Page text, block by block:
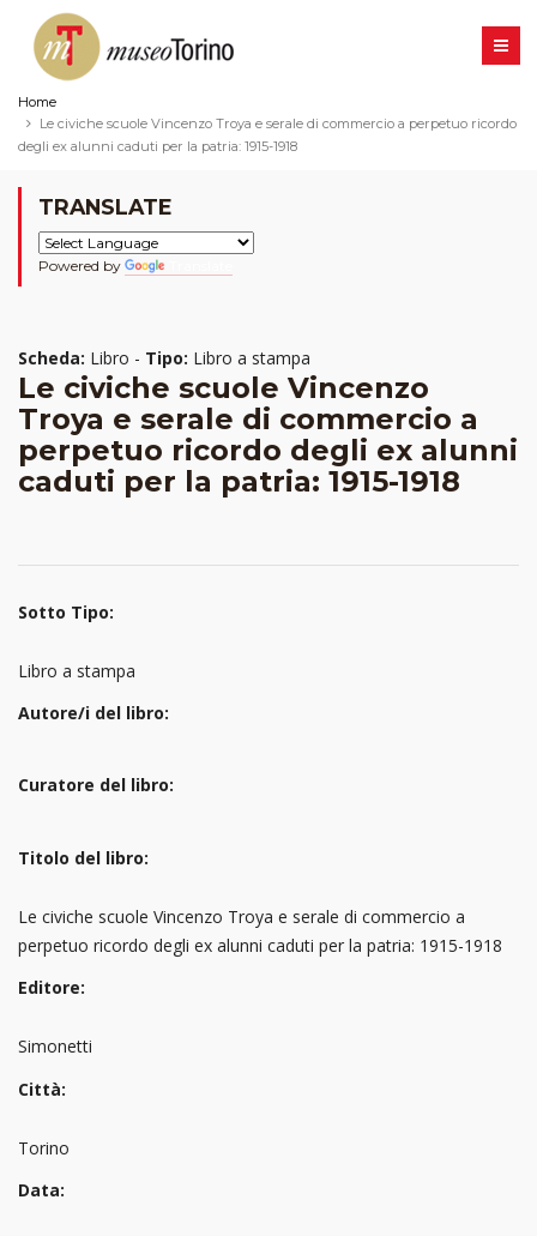
Home
Le civiche scuole Vincenzo Troya e serale di commercio a perpetuo ricordo
degli ex alunni caduti per la patria: 1915-1918
TRANSLATE
Powered by
Scheda: Libro - Tipo: Libro a stampa
Le civiche scuole Vincenzo
Troya e serale di commercio a
perpetuo ricordo degli ex alunni
caduti per la patria: 1915-1918
Sotto Tipo:
Libro a stampa
Autore/i del libro:
Curatore del libro:
Titolo del libro:
Le civiche scuole Vincenzo Troya e serale di commercio a
perpetuo ricordo degli ex alunni caduti per la patria: 1915-1918
Editore:
Simonetti
Città:
Torino
Data: